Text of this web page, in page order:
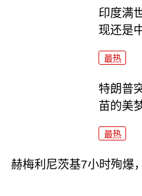
印度满
现还是
最热
特朗普
苗的美
最热
赫梅利尼茨基7小时殉爆